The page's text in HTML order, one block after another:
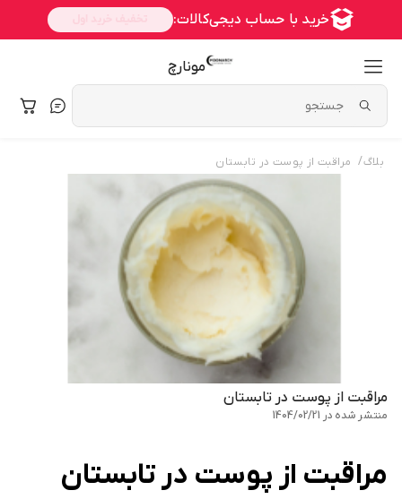
مونارچ
بلاگ/ مراقبت از پوست در تابستان
مراقبت از پوست در تابستان
منتشر شده در 1404/02/21
مراقبت از پوست در تابستان